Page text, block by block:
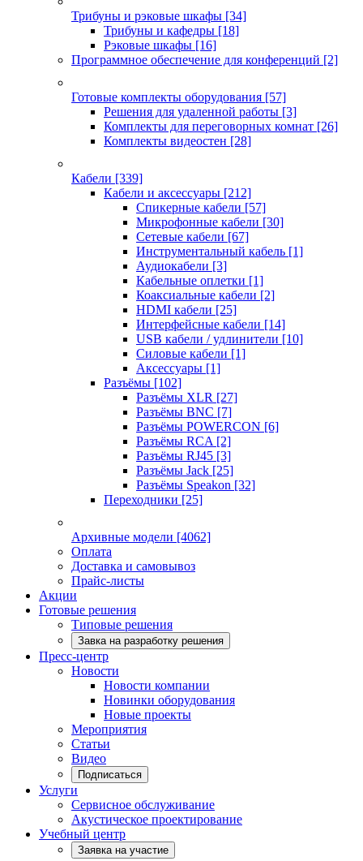
Трибуны и рэковые шкафы [34]
Трибуны и кафедры [18]
Рэковые шкафы [16]
Программное обеспечение для конференций [2]
Готовые комплекты оборудования [57]
Решения для удаленной работы [3]
Комплекты для переговорных комнат [26]
Комплекты видеостен [28]
Кабели [339]
Кабели и аксессуары [212]
Спикерные кабели [57]
Микрофонные кабели [30]
Сетевые кабели [67]
Инструментальный кабель [1]
Аудиокабели [3]
Кабельные оплетки [1]
Коаксиальные кабели [2]
HDMI кабели [25]
Интерфейсные кабели [14]
USB кабели / удлинители [10]
Силовые кабели [1]
Аксессуары [1]
Разъёмы [102]
Разъёмы XLR [27]
Разъёмы BNC [7]
Разъёмы POWERCON [6]
Разъёмы RCA [2]
Разъёмы RJ45 [3]
Разъёмы Jack [25]
Разъёмы Speakon [32]
Переходники [25]
Архивные модели [4062]
Оплата
Доставка и самовывоз
Прайс-листы
Акции
Готовые решения
Типовые решения
Завка на разработку решения
Пресс-центр
Новости
Новости компании
Новинки оборудования
Новые проекты
Мероприятия
Статьи
Видео
Подписаться
Услуги
Сервисное обслуживание
Акустическое проектирование
Учебный центр
Заявка на участие